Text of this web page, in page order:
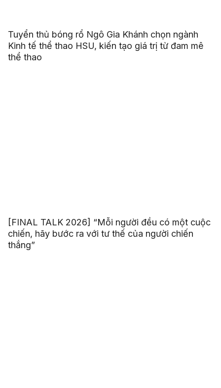
Tuyển thủ bóng rổ Ngô Gia Khánh chọn ngành
Kinh tế thể thao HSU, kiến tạo giá trị từ đam mê
thể thao
[FINAL TALK 2026] “Mỗi người đều có một cuộc
chiến, hãy bước ra với tư thế của người chiến
thắng”